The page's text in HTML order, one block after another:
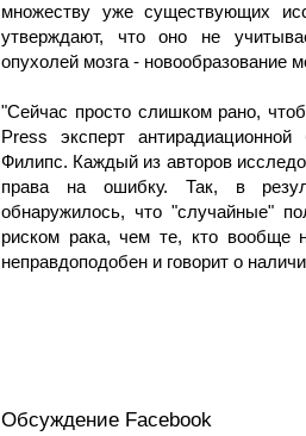
множеству уже существующих
утверждают, что оно не
опухолей мозга - новообразование
"Сейчас просто слишком рано,
Press эксперт
Филипс. Каждый из авторов
права на ошибку. Так, в
обнаружилось, что "случайные"
риском рака, чем те, кто вообще
неправдоподобен и говорит о
Обсуждение Facebook